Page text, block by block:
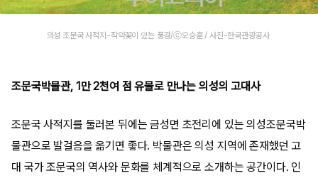
의성 조문국 사적지-작약꽃이 있는 풍경/ⓒ오승훈 / 사진-한국관광공사
조문국박물관, 1만 2천여 점 유물로 만나는 의성의 고대사
조문국 사적지를 둘러본 뒤에는 금성면 초전리에 있는 의성조문국박
물관으로 발걸음을 옮기면 좋다. 박물관은 의성 지역에 존재했던 고
대 국가 조문국의 역사와 문화를 체계적으로 소개하는 공간이다. 인